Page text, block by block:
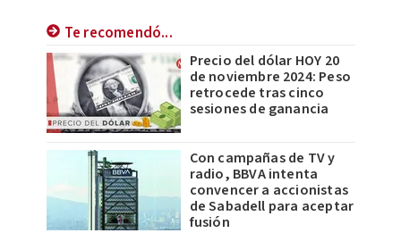
Te recomendó...
Precio del dólar HOY 20
de noviembre 2024: Peso
retrocede tras cinco
sesiones de ganancia
Con campañas de TV y
radio, BBVA intenta
convencer a accionistas
de Sabadell para aceptar
fusión